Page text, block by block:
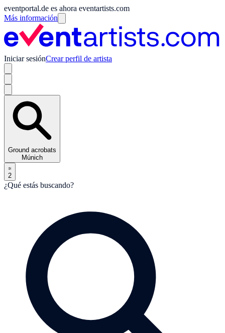
eventportal.de es ahora eventartists.com
Más información
Iniciar sesiónCrear perfil de artista
Ground acrobats
Múnich
2
¿Qué estás buscando?